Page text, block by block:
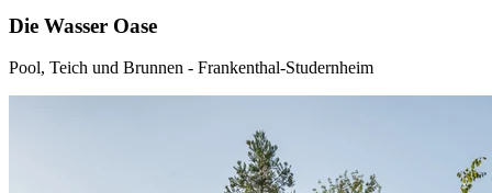
Die Wasser Oase
Pool, Teich und Brunnen - Frankenthal-Studernheim